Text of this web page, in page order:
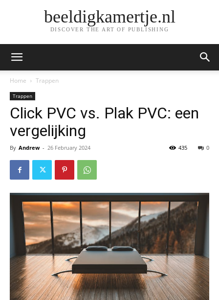
beeldigkamertje.nl
DISCOVER THE ART OF PUBLISHING
Home Trappen
Trappen
Click PVC vs. Plak PVC: een
vergelijking
By Andrew - 26 February 2024 0
435